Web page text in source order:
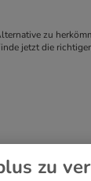
zu
jetzt die
zu